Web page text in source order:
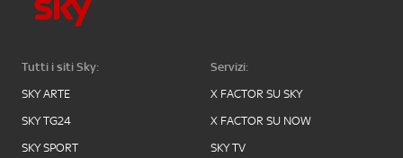
Tutti i siti Sky:
SKY ARTE
SKY TG24
SKY SPORT
Servizi:
X FACTOR SU SKY
X FACTOR SU NOW
SKY TV